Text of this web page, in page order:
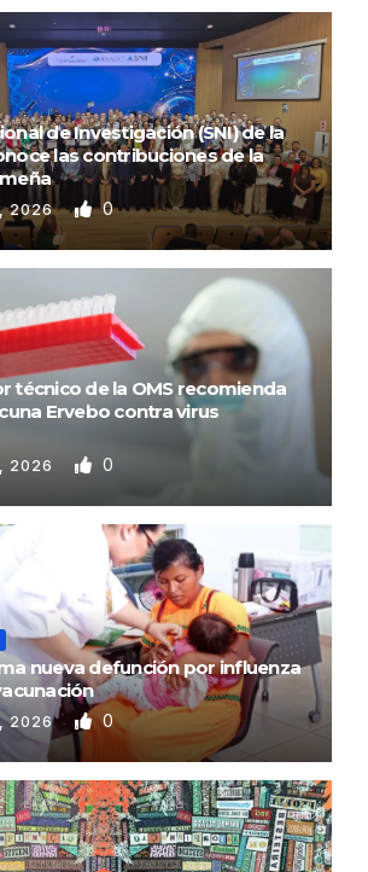
de Investigación (SNI) de la
las contribuciones de la
2026 0
técnico de la OMS recomienda
Ervebo contra virus
2026 0
nueva defunción por influenza
2026 0